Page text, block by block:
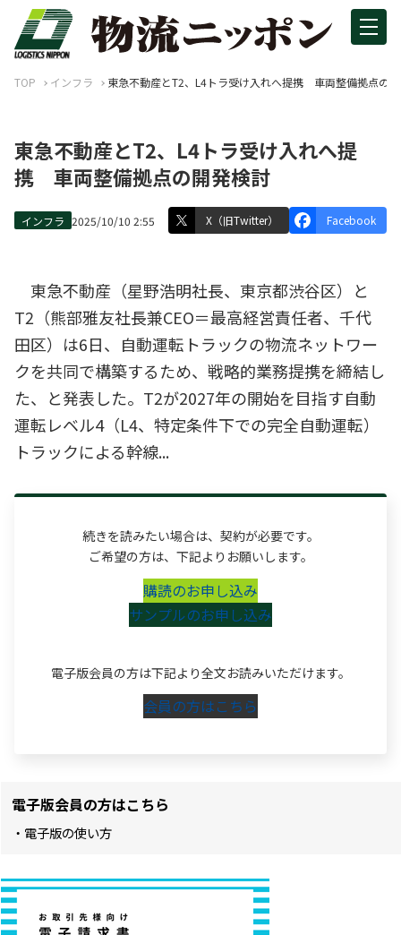
TOP インフラ 東急不動産とT2、L4トラ受け入れへ提携 車両整備拠点の
東急不動産とT2、L4トラ受け入れへ提
携 車両整備拠点の開発検討
インフラ 2025/10/10 2:55 X（旧Twitter） Facebook
東急不動産（星野浩明社長、東京都渋谷区）と
T2（熊部雅友社長兼CEO＝最高経営責任者、千代
田区）は6日、自動運転トラックの物流ネットワー
クを共同で構築するため、戦略的業務提携を締結し
た、と発表した。T2が2027年の開始を目指す自動
運転レベル4（L4、特定条件下での完全自動運転）
トラックによる幹線...
続きを読みたい場合は、契約が必要です。
ご希望の方は、下記よりお願いします。
購読のお申し込み
サンプルのお申し込み
電子版会員の方は下記より全文お読みいただけます。
会員の方はこちら
電子版会員の方はこちら
・電子版の使い方